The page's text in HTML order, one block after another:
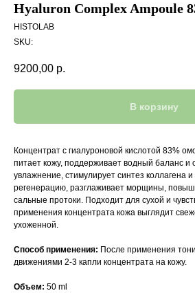
Hyaluron Complex Ampoule
HISTOLAB
SKU:
9200,00 р.
В корзину
Концентрат с гиалуроновой кислотой 83%
питает кожу, поддерживает водный баланс и
увлажнение, стимулирует синтез коллагена и
регенерацию, разглаживает морщины,
сальные протоки. Подходит для сухой и
применения концентрата кожа выглядит
ухоженной.
Способ применения: После применения
движениями 2-3 капли концентрата на кожу.
Объем: 50 ml